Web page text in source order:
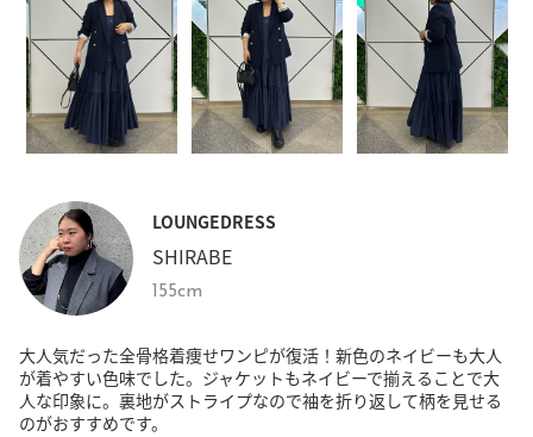
LOUNGEDRESS
SHIRABE
155cm
大人気だった全骨格着痩せワンピが復活！新色のネイビーも大人
が着やすい色味でした。ジャケットもネイビーで揃えることで大
人な印象に。裏地がストライプなので袖を折り返して柄を見せる
のがおすすめです。